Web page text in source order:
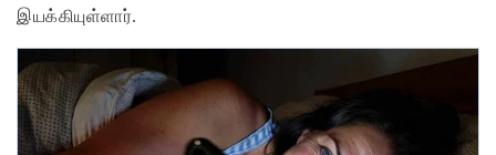
இயக்கியுள்ளார்.